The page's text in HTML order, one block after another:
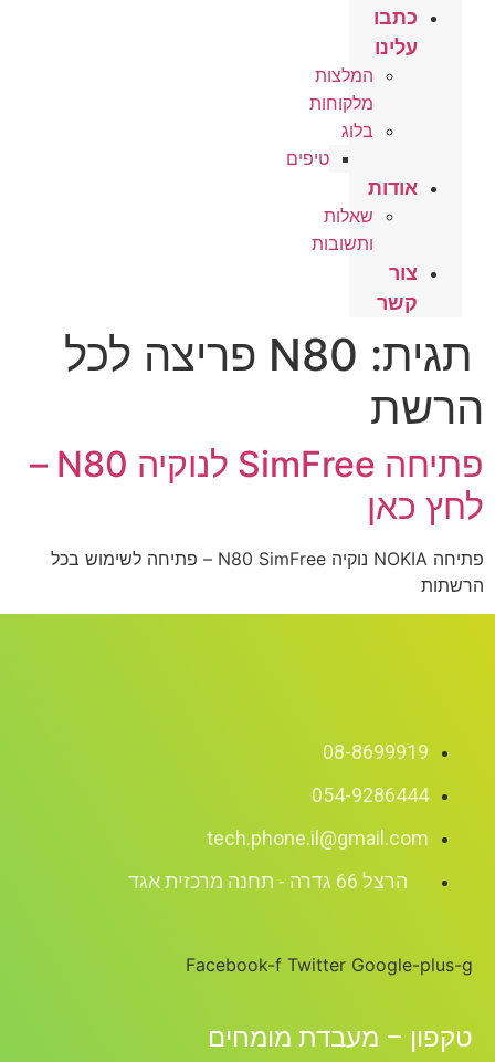
כתבו
עלינו
המלצות
מלקוחות
בלוג
טיפים
אודות
שאלות
ותשובות
צור
קשר
תגית:
N80 פריצה לכל
הרשת
פתיחה SimFree לנוקיה N80 –
לחץ כאן
פתיחה NOKIA נוקיה N80 SimFree – פתיחה לשימוש בכל
הרשתות
08-8699919
054-9286444
tech.phone.il@gmail.com
הרצל 66 גדרה - תחנה מרכזית אגד
Facebook-f Twitter Google-plus-g
טקפון – מעבדת מומחים